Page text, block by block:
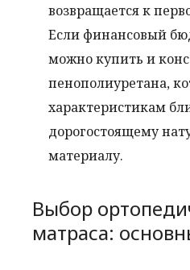
возвращается к
Если финансовый
можно купить и
пенополиуретана,
характеристикам
дорогостоящему
материалу.
Выбор
матраса: